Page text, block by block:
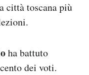
città toscana più
ha battuto
dei voti.